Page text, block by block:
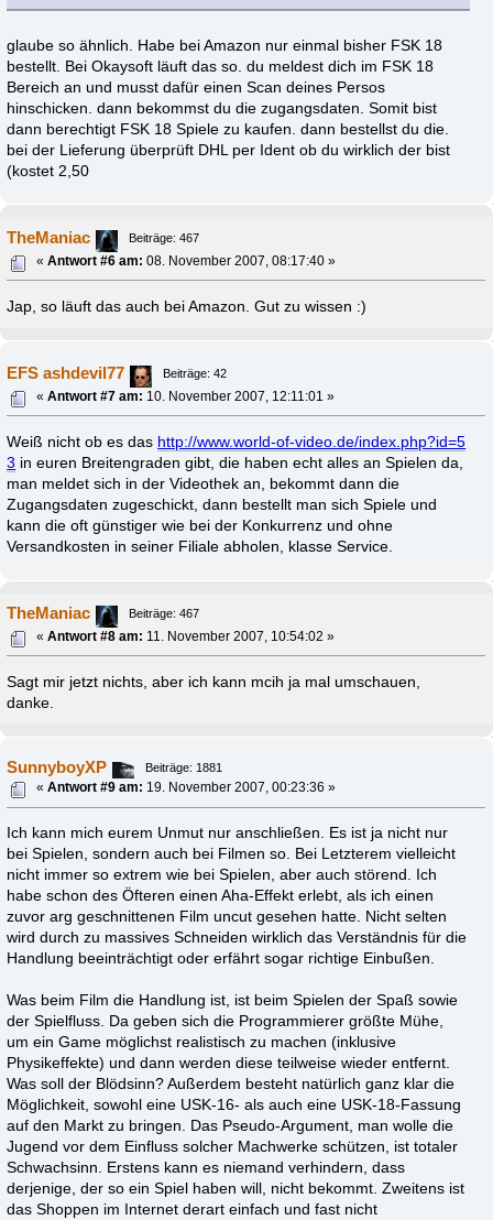
glaube so ähnlich. Habe bei Amazon nur einmal bisher FSK 18
bestellt. Bei Okaysoft läuft das so. du meldest dich im FSK 18
Bereich an und musst dafür einen Scan deines Persos
hinschicken. dann bekommst du die zugangsdaten. Somit bist
dann berechtigt FSK 18 Spiele zu kaufen. dann bestellst du die.
bei der Lieferung überprüft DHL per Ident ob du wirklich der bist
(kostet 2,50
TheManiac
Beiträge: 467
«Antwort #6 am: 08. November 2007, 08:17:40 »
Jap, so läuft das auch bei Amazon. Gut zu wissen :)
EFS ashdevil77
Beiträge: 42
«Antwort #7 am: 10. November 2007, 12:11:01 »
Weiß nicht ob es das http://www.world-of-video.de/index.php?id=5
3 in euren Breitengraden gibt, die haben echt alles an Spielen da,
man meldet sich in der Videothek an, bekommt dann die
Zugangsdaten zugeschickt, dann bestellt man sich Spiele und
kann die oft günstiger wie bei der Konkurrenz und ohne
Versandkosten in seiner Filiale abholen, klasse Service.
TheManiac
Beiträge: 467
«Antwort #8 am: 11. November 2007, 10:54:02 »
Sagt mir jetzt nichts, aber ich kann mcih ja mal umschauen,
danke.
SunnyboyXP
Beiträge: 1881
«Antwort #9 am: 19. November 2007, 00:23:36 »
Ich kann mich eurem Unmut nur anschließen. Es ist ja nicht nur
bei Spielen, sondern auch bei Filmen so. Bei Letzterem vielleicht
nicht immer so extrem wie bei Spielen, aber auch störend. Ich
habe schon des Öfteren einen Aha-Effekt erlebt, als ich einen
zuvor arg geschnittenen Film uncut gesehen hatte. Nicht selten
wird durch zu massives Schneiden wirklich das Verständnis für die
Handlung beeinträchtigt oder erfährt sogar richtige Einbußen.
Was beim Film die Handlung ist, ist beim Spielen der Spaß sowie
der Spielfluss. Da geben sich die Programmierer größte Mühe,
um ein Game möglichst realistisch zu machen (inklusive
Physikeffekte) und dann werden diese teilweise wieder entfernt.
Was soll der Blödsinn? Außerdem besteht natürlich ganz klar die
Möglichkeit, sowohl eine USK-16- als auch eine USK-18-Fassung
auf den Markt zu bringen. Das Pseudo-Argument, man wolle die
Jugend vor dem Einfluss solcher Machwerke schützen, ist totaler
Schwachsinn. Erstens kann es niemand verhindern, dass
derjenige, der so ein Spiel haben will, nicht bekommt. Zweitens ist
das Shoppen im Internet derart einfach und fast nicht